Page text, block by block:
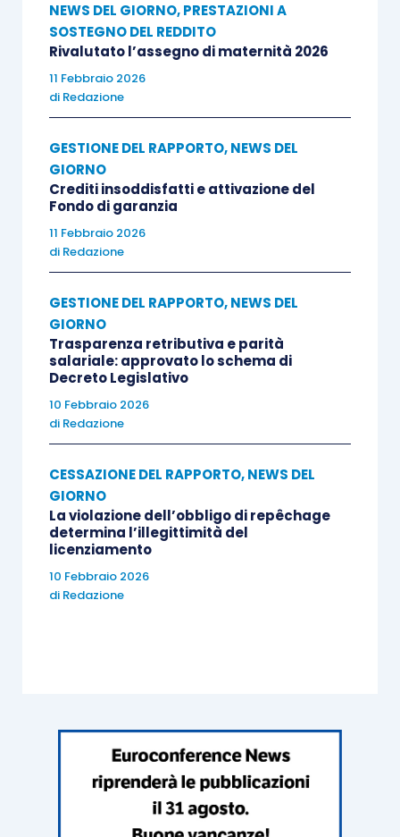
NEWS DEL GIORNO,PRESTAZIONI A
SOSTEGNO DEL REDDITO
Rivalutato l’assegno di maternità 2026
11 Febbraio 2026
di Redazione
GESTIONE DEL RAPPORTO,NEWS DEL
GIORNO
Crediti insoddisfatti e attivazione del
Fondo di garanzia
11 Febbraio 2026
di Redazione
GESTIONE DEL RAPPORTO,NEWS DEL
GIORNO
Trasparenza retributiva e parità
salariale: approvato lo schema di
Decreto Legislativo
10 Febbraio 2026
di Redazione
CESSAZIONE DEL RAPPORTO,NEWS DEL
GIORNO
La violazione dell’obbligo di repêchage
determina l’illegittimità del
licenziamento
10 Febbraio 2026
di Redazione